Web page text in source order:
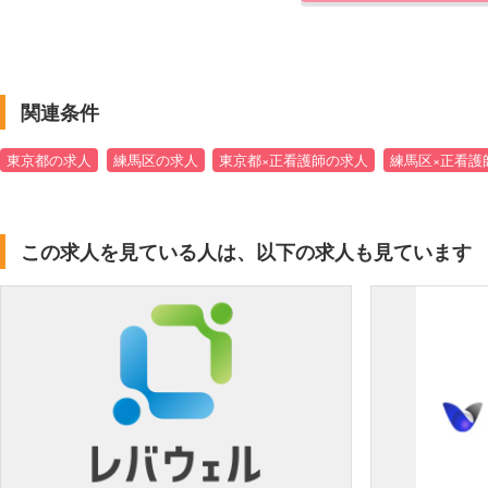
関連条件
東京都の求人 練馬区の求人 東京都×正看護師の求人 練馬区×正看護
この求人を見ている人は、以下の求人も見ています